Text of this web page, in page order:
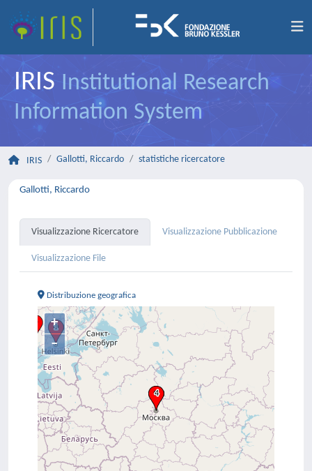
IRIS Institutional Research
Information System
IRIS Gallotti, Riccardo statistiche ricercatore
Gallotti, Riccardo
Visualizzazione Ricercatore Visualizzazione Pubblicazione
Visualizzazione File
Distribuzione geografica
+
–